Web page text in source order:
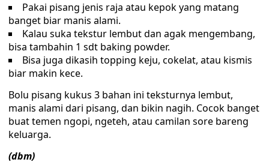
Pakai pisang jenis raja atau kepok yang matang
banget biar manis alami.
Kalau suka tekstur lembut dan agak mengembang,
bisa tambahin 1 sdt baking powder.
Bisa juga dikasih topping keju, cokelat, atau kismis
biar makin kece.
Bolu pisang kukus 3 bahan ini teksturnya lembut,
manis alami dari pisang, dan bikin nagih. Cocok banget
buat temen ngopi, ngeteh, atau camilan sore bareng
keluarga.
(dbm)